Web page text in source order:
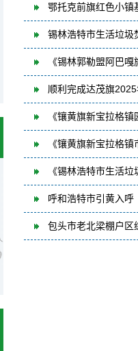
鄂托克前旗红色小镇
锡林浩特市生活垃圾
《锡林郭勒盟阿巴
顺利完成达茂旗
《镶黄旗新宝拉格
《镶黄旗新宝拉格
《锡林浩特市生活
呼和浩特市引黄入呼
包头市老北梁棚户区